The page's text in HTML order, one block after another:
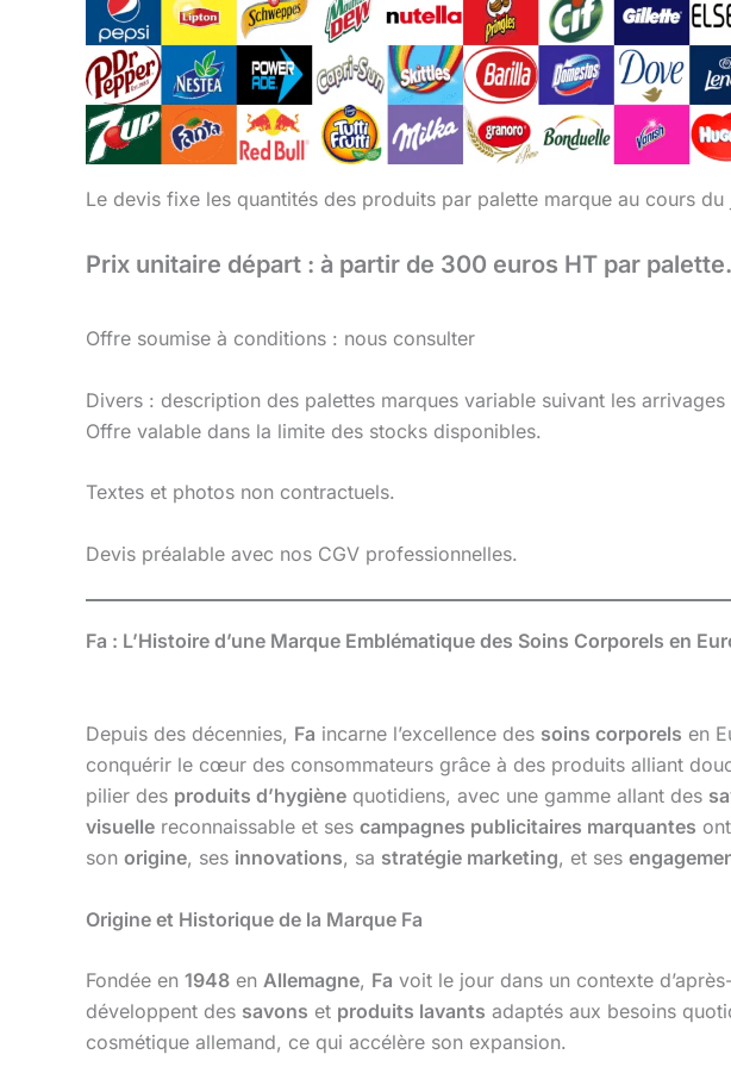
Le devis fixe les quantités des produits par palette marque au cours du
Prix unitaire départ : à partir de 300 euros HT par palette.
Offre soumise à conditions : nous consulter
Divers : description des palettes marques variable suivant les
Offre valable dans la limite des stocks disponibles.
Textes et photos non contractuels.
Devis préalable avec nos CGV professionnelles.
Fa : L’Histoire d’une Marque Emblématique des Soins Corporels en
Depuis des décennies, Fa incarne l’excellence des soins corporels en
conquérir le cœur des consommateurs grâce à des produits alliant
pilier des produits d’hygiène quotidiens, avec une gamme allant des
visuelle reconnaissable et ses campagnes publicitaires marquantes
son origine, ses innovations, sa stratégie marketing, et ses
Origine et Historique de la Marque Fa
Fondée en 1948 en Allemagne, Fa voit le jour dans un contexte
développent des savons et produits lavants adaptés aux besoins
cosmétique allemand, ce qui accélère son expansion.